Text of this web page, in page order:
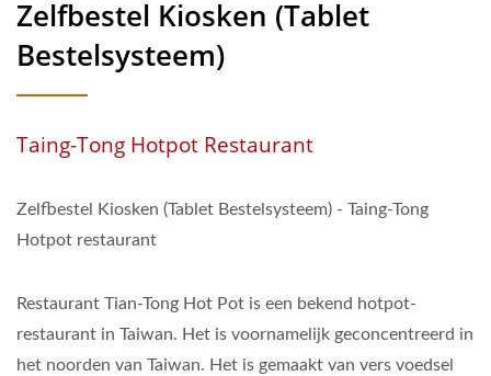
Zelfbestel Kiosken (Tablet
Bestelsysteem)
Taing-Tong Hotpot Restaurant
Zelfbestel Kiosken (Tablet Bestelsysteem) - Taing-Tong
Hotpot restaurant
Restaurant Tian-Tong Hot Pot is een bekend hotpot-
restaurant in Taiwan. Het is voornamelijk geconcentreerd in
het noorden van Taiwan. Het is gemaakt van vers voedsel